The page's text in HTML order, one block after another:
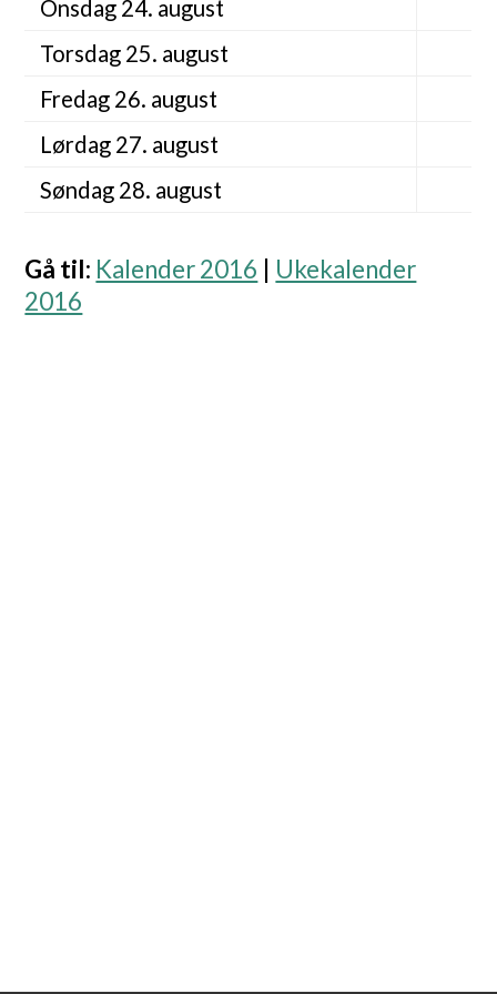
Onsdag 24. august
Torsdag 25. august
Fredag 26. august
Lørdag 27. august
Søndag 28. august
Gå til: Kalender 2016
Ukekalender
2016